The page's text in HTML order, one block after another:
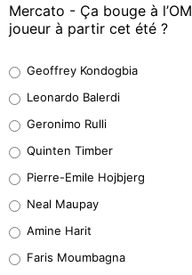
Mercato - Ça bouge à
joueur à partir cet été ?
38%
32%
5%
1%
Geoffrey Kondogbia
Leonardo Balerdi
Geronimo Rulli
Quinten Timber
Pierre-Emile Hojbjerg
Neal Maupay
Amine Harit
Faris Moumbagna